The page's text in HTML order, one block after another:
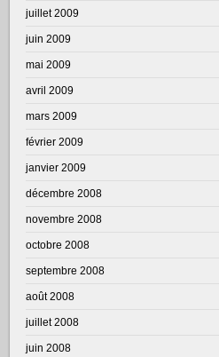
juillet 2009
juin 2009
mai 2009
avril 2009
mars 2009
février 2009
janvier 2009
décembre 2008
novembre 2008
octobre 2008
septembre 2008
août 2008
juillet 2008
juin 2008